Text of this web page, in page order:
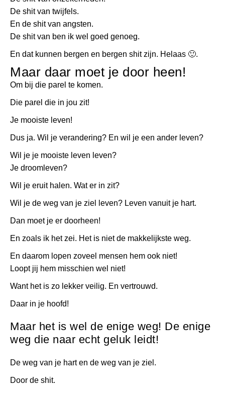
De shit van twijfels.
En de shit van angsten.
De shit van ben ik wel goed genoeg.
En dat kunnen bergen en bergen shit zijn. Helaas 🙂.
Maar daar moet je door heen!
Om bij die parel te komen.
Die parel die in jou zit!
Je mooiste leven!
Dus ja. Wil je verandering? En wil je een ander leven?
Wil je je mooiste leven leven?
Je droomleven?
Wil je eruit halen. Wat er in zit?
Wil je de weg van je ziel leven? Leven vanuit je hart.
Dan moet je er doorheen!
En zoals ik het zei. Het is niet de makkelijkste weg.
En daarom lopen zoveel mensen hem ook niet!
Loopt jij hem misschien wel niet!
Want het is zo lekker veilig. En vertrouwd.
Daar in je hoofd!
Maar het is wel de enige weg! De enige
weg die naar echt geluk leidt!
De weg van je hart en de weg van je ziel.
Door de shit.